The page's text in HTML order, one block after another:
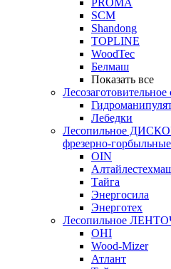
PROMA
SCM
Shandong
TOPLINE
WoodTec
Белмаш
Показать все
Лебедки
Лесопильное
фрезерно-
OIN
Тайга
Энергосила
Энерготех
Лесопильное
OHI
Wood-Mizer
Атлант